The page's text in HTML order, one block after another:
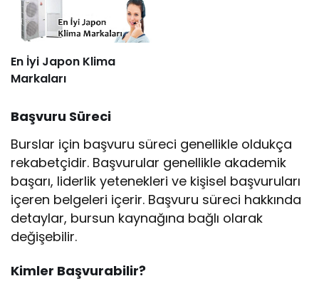
En İyi Japon Klima
Markaları
Başvuru Süreci
Burslar için başvuru süreci genellikle oldukça
rekabetçidir. Başvurular genellikle akademik
başarı, liderlik yetenekleri ve kişisel başvuruları
içeren belgeleri içerir. Başvuru süreci hakkında
detaylar, bursun kaynağına bağlı olarak
değişebilir.
Kimler Başvurabilir?